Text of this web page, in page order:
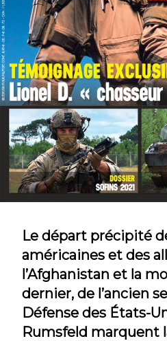
Le départ précipité
américaines et des
l’Afghanistan et la
dernier, de l’ancien
Défense des États-
Rumsfeld marquent